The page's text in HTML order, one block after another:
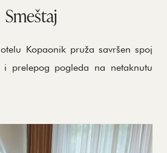
Smeštaj
Kopaonik pruža savršen spoj
i prelepog pogleda na netaknutu